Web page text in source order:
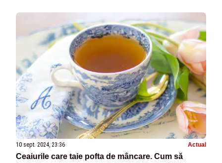
10 sept. 2024, 23:36 Actual
Ceaiurile care taie pofta de mâncare. Cum să